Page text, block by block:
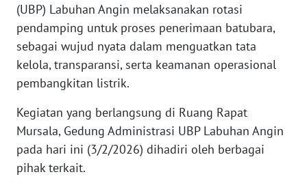
(UBP) Labuhan Angin melaksanakan rotasi
pendamping untuk proses penerimaan batubara,
sebagai wujud nyata dalam menguatkan tata
kelola, transparansi, serta keamanan operasional
pembangkitan listrik.
Kegiatan yang berlangsung di Ruang Rapat
Mursala, Gedung Administrasi UBP Labuhan Angin
pada hari ini (3/2/2026) dihadiri oleh berbagai
pihak terkait.
REDAKSI
KARIR
DISCLAIMER
Wahana
News
WN